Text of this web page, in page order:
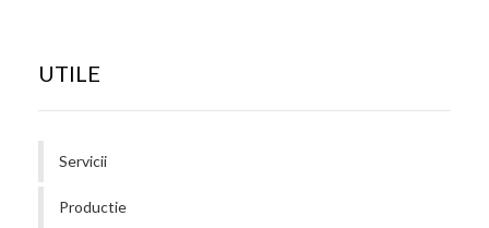
UTILE
Servicii
Productie